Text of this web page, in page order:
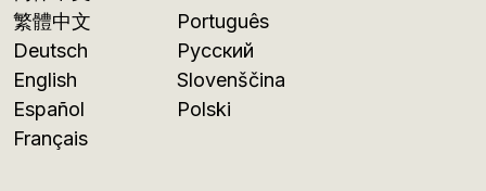
繁體中文
Deutsch
English
Español
Français
Português
Русский
Slovenščina
Polski